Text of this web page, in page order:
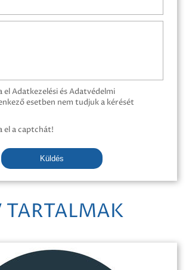
el Adatkezelési és Adatvédelmi
esetben nem tudjuk a kérését
el a captchát!
Küldés
TARTALMAK